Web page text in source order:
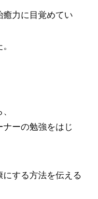
癒力に目覚めてい
ナーの勉強をはじ
する方法を伝える